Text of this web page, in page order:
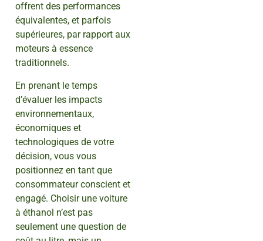
offrent des performances
équivalentes, et parfois
supérieures, par rapport aux
moteurs à essence
traditionnels.
En prenant le temps
d’évaluer les impacts
environnementaux,
économiques et
technologiques de votre
décision, vous vous
positionnez en tant que
consommateur conscient et
engagé. Choisir une voiture
à éthanol n’est pas
seulement une question de